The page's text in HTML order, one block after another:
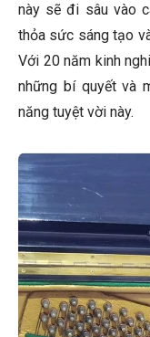
Kết Luận
này sẽ đi sâu vào
thỏa sức sáng tạo
Với 20 năm kinh
những bí quyết và
năng tuyệt vời này.